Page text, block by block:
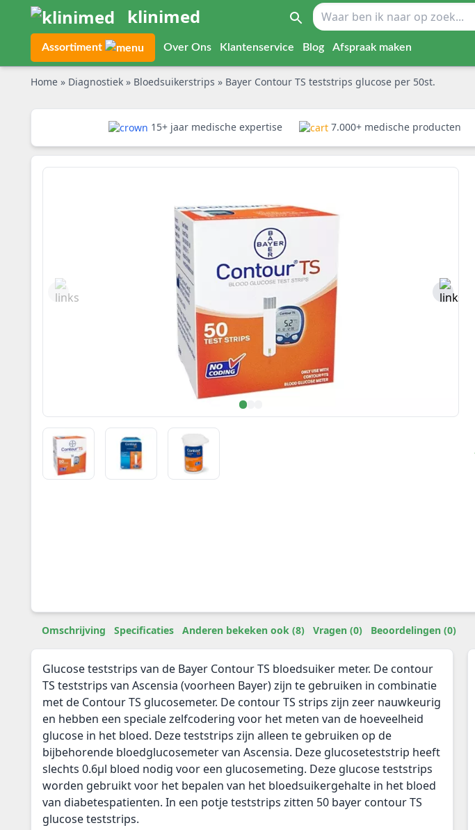
klinimed
Assortiment Over Ons Klantenservice Blog Afspraak maken
Home » Diagnostiek » Bloedsuikerstrips » Bayer Contour TS teststrips glucose per 50st.
15+ jaar medische expertise 7.000+ medische producten
Omschrijving Specificaties Anderen bekeken ook (8) Vragen (0) Beoordelingen (0)
Glucose teststrips van de Bayer Contour TS bloedsuiker meter. De contour
TS teststrips van Ascensia (voorheen Bayer) zijn te gebruiken in combinatie
met de Contour TS glucosemeter. De contour TS strips zijn zeer nauwkeurig
en hebben een speciale zelfcodering voor het meten van de hoeveelheid
glucose in het bloed. Deze teststrips zijn alleen te gebruiken op de
bijbehorende bloedglucosemeter van Ascensia. Deze glucoseteststrip heeft
slechts 0.6µl bloed nodig voor een glucosemeting. Deze glucose teststrips
worden gebruikt voor het bepalen van het bloedsuikergehalte in het bloed
van diabetespatienten. In een potje teststrips zitten 50 bayer contour TS
glucose teststrips.